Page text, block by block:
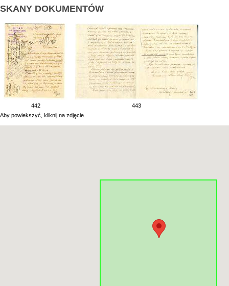
SKANY DOKUMENTÓW
442
443
Aby powiekszyć, kliknij na zdjęcie.